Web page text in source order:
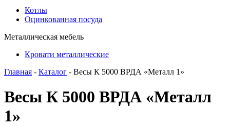
Котлы
Оцинкованная посуда
Металлическая мебель
Кровати металлические
Главная - Каталог - Весы К 5000 ВРДА «Металл 1»
Весы К 5000 ВРДА «Металл
1»